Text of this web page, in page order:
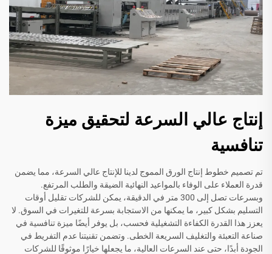
إنتاج عالي السرعة لتحقيق ميزة
تنافسية
تم تصميم خطوط إنتاج الورق المموج لدينا للإنتاج عالي السرعة، مما يضمن
قدرة العملاء على الوفاء بالمواعيد النهائية الضيقة والطلب المرتفع.
وبسرعات تصل إلى 300 متر في الدقيقة، يمكن للشركات تقليل أوقات
التسليم بشكل كبير، ما يمكنها من الاستجابة بسرعة للتغيرات في السوق. لا
يعزز هذا القدرة الكفاءة التشغيلية فحسب، بل يوفر أيضًا ميزة تنافسية في
صناعة التعبئة والتغليف السريعة الخطى. وتضمن تقنيتنا عدم التفريط في
الجودة أبدًا، حتى عند السرعات العالية، ما يجعلها خيارًا موثوقًا للشركات